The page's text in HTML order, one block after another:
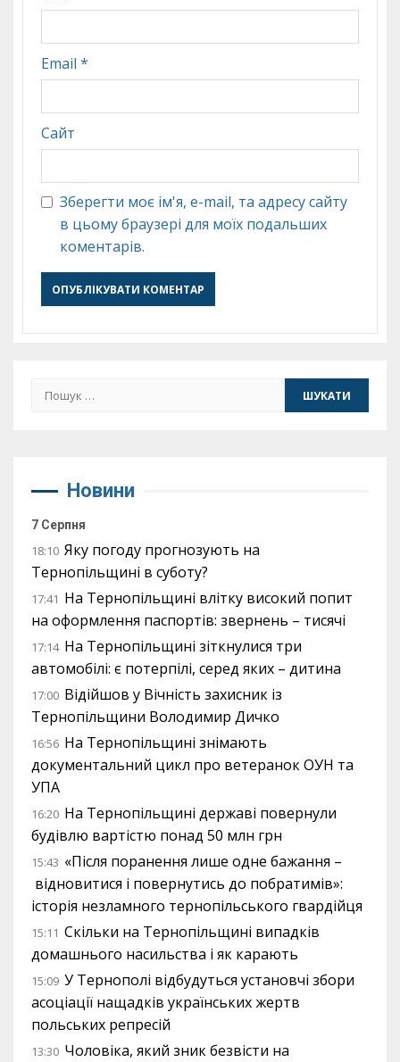
Email *
Сайт
Зберегти моє ім'я, e-mail, та адресу сайту
в цьому браузері для моїх подальших
коментарів.
Пошук:
Новини
7 Серпня
18:10 Яку погоду прогнозують на
Тернопільщині в суботу?
17:41 На Тернопільщині влітку високий попит
на оформлення паспортів: звернень – тисячі
17:14 На Тернопільщині зіткнулися три
автомобілі: є потерпілі, серед яких – дитина
17:00 Відійшов у Вічність захисник із
Тернопільщини Володимир Дичко
16:56 На Тернопільщині знімають
документальний цикл про ветеранок ОУН та
УПА
16:20 На Тернопільщині державі повернули
будівлю вартістю понад 50 млн грн
15:43 «Після поранення лише одне бажання –
відновитися і повернутись до побратимів»:
історія незламного тернопільського гвардійця
15:11 Скільки на Тернопільщині випадків
домашнього насильства і як карають
15:09 У Тернополі відбудуться установчі збори
асоціації нащадків українських жертв
польських репресій
13:30 Чоловіка, який зник безвісти на